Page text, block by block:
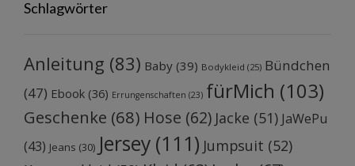
Schlagwörter
Anleitung (83) Baby (39) Bodykleid (25) Bündchen
(47) Ebook (36) Errungenschaften (23) fürMich (103)
Geschenke (68) Hose (62) Jacke (51) JaWePu
(43) Jeans (30) Jersey (111) Jumpsuit (52)